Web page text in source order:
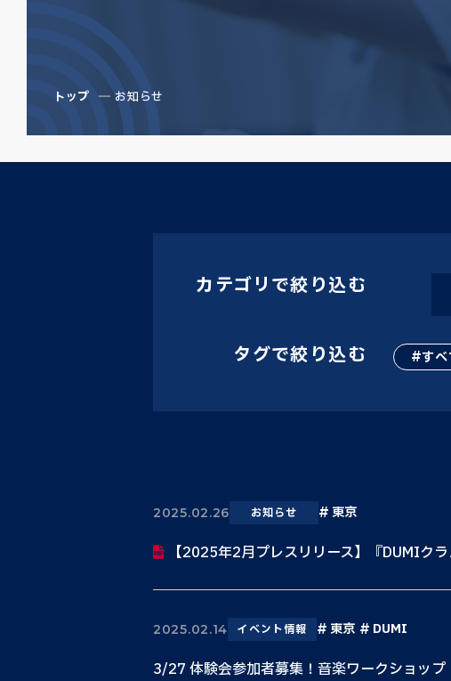
トップ お知らせ
カテゴリで絞り込む
タグで絞り込む すべ
2025.02.26 お知らせ 東京
【2025年2月プレスリリース】『DUMIク
2025.02.14 イベント情報 東京 DUMI
3/27 体験会参加者募集！音楽ワークショップ